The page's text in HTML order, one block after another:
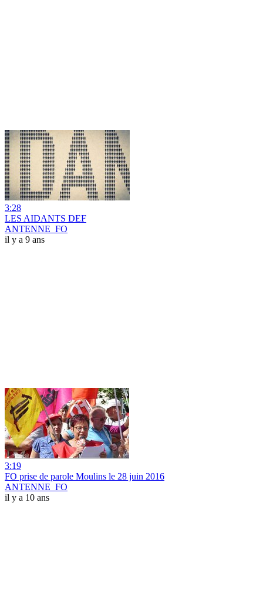
3:28
LES AIDANTS DEF
ANTENNE_FO
il y a 9 ans
3:19
FO prise de parole Moulins le 28 juin 2016
ANTENNE_FO
il y a 10 ans